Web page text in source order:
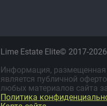
Lime Estate Elite© 2017-2026
Информация, размещенная
является публичной
любых материалов сайта
Политика